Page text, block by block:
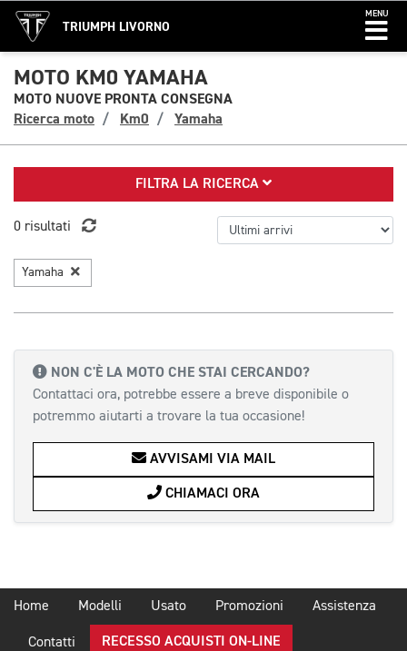
TRIUMPH LIVORNO
MENU
MOTO KM0 YAMAHA
MOTO NUOVE PRONTA CONSEGNA
Ricerca moto
Km0 Yamaha
FILTRA LA RICERCA
0 risultati
Yamaha
NON C'È LA MOTO CHE STAI CERCANDO?
Contattaci ora, potrebbe essere a breve disponibile o
potremmo aiutarti a trovare la tua occasione!
AVVISAMI VIA MAIL
CHIAMACI ORA
Home Modelli Usato Promozioni Assistenza
Contatti RECESSO ACQUISTI ON-LINE